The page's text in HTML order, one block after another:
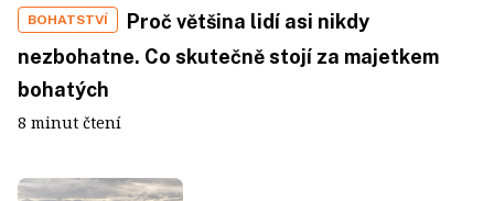
BOHATSTVÍ
Proč většina lidí asi nikdy
nezbohatne. Co skutečně stojí za majetkem
bohatých
8 minut čtení